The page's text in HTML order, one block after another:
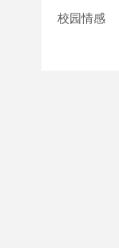
校园情感